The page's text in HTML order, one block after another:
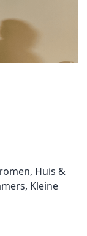
, Huis &
, Kleine